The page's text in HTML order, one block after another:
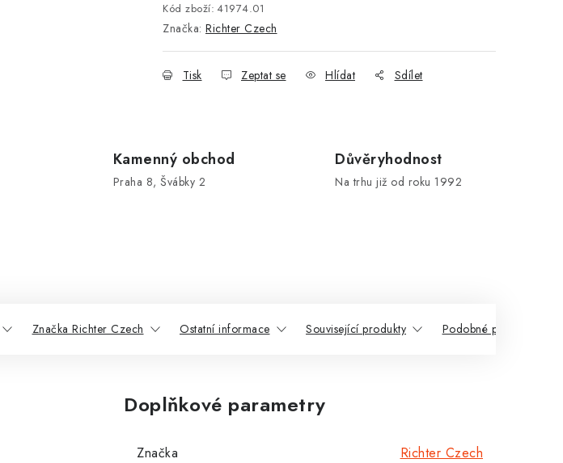
Kód zboží: 41974.01
Značka: Richter Czech
Tisk Zeptat se Hlídat Sdílet
Kamenný obchod
Praha 8, Švábky 2
Důvěryhodnost
Na trhu již od roku 1992
Značka Richter Czech Ostatní informace Související produkty Podobné produkty
Doplňkové parametry
Značka Richter Czech